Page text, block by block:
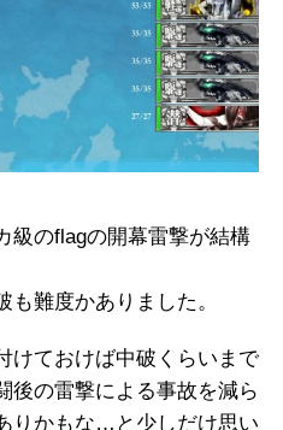
級のflagの開幕雷撃が結構
難度かありました。
けておけば中破くらいまで
後の雷撃による事故を減ら
りかもな…と少しだけ思い